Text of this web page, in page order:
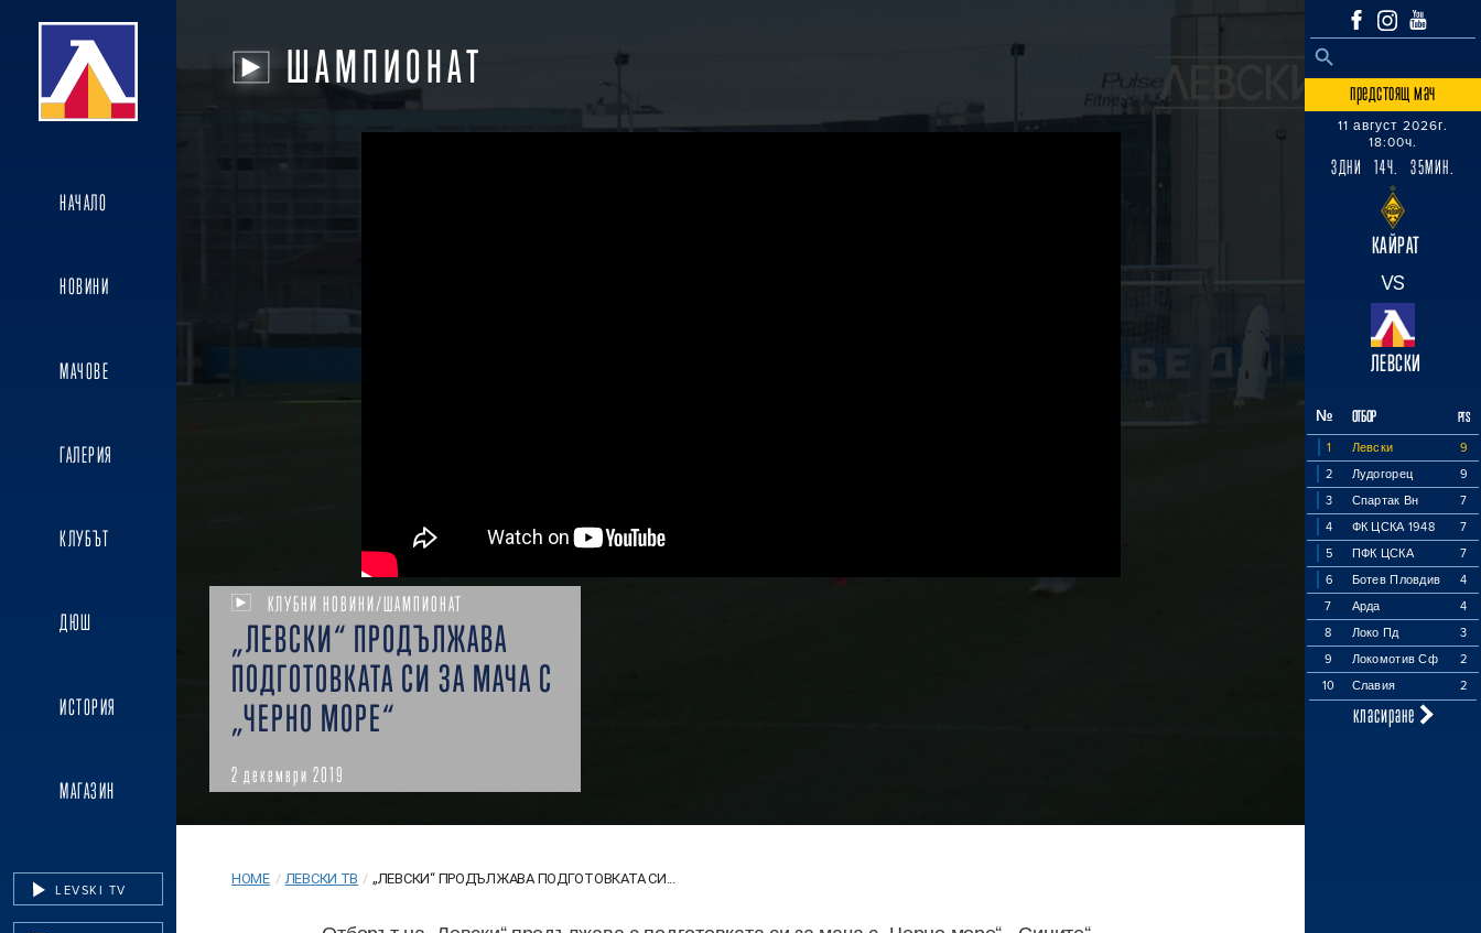
НАЧАЛО
НОВИНИ
МАЧОВЕ
ГАЛЕРИЯ
КЛУБЪТ
ДЮШ
ИСТОРИЯ
МАГАЗИН
LEVSKI TV
Search
SEARCH BUTTON
предстоящ мач
11 август 2026г.
18:00ч.
3ДНИ 14Ч. 35МИН.
КАЙРАТ
VS
ЛЕВСКИ
№ ОТБОР PTS
1 Левски
9
2
Лудогорец
9
3
Спартак Вн
7
4
ФК ЦСКА 1948
7
5
ПФК ЦСКА
7
6
Ботев Пловдив
4
7
Арда
4
8
Локо Пд
3
9
Локомотив Сф
2
10
Славия 2
класиране
ШАМПИОНАТ
КЛУБНИ НОВИНИ/ШАМПИОНАТ
„ЛЕВСКИ“ ПРОДЪЛЖАВА
ПОДГОТОВКАТА СИ ЗА МАЧА С
„ЧЕРНО МОРЕ“
2 декември 2019
HOME / ЛЕВСКИ ТВ / „ЛЕВСКИ“ ПРОДЪЛЖАВА ПОДГОТОВКАТА СИ...